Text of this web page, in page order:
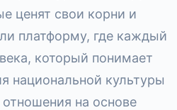
ценят свои корни и
платформу, где каждый
который понимает
национальной культуры
отношения на основе